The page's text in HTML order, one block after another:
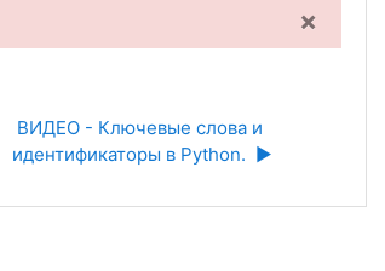
×
ВИДЕО - Ключевые слова и
идентификаторы в Python.  ▶︎